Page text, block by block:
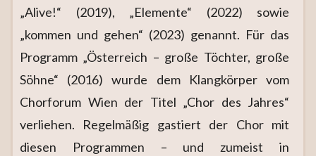
„Alive!“ (2019), „Elemente“ (2022) sowie
„kommen und gehen“ (2023) genannt. Für das
Programm „Österreich – große Töchter, große
Söhne“ (2016) wurde dem Klangkörper vom
Chorforum Wien der Titel „Chor des Jahres“
verliehen. Regelmäßig gastiert der Chor mit
diesen Programmen – und zumeist in